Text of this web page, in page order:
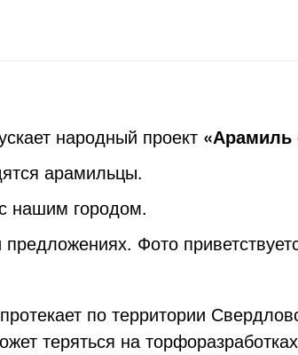
народный проект «Арамиль
арамильцы.
нашим городом.
Фото
по территории
теряться на